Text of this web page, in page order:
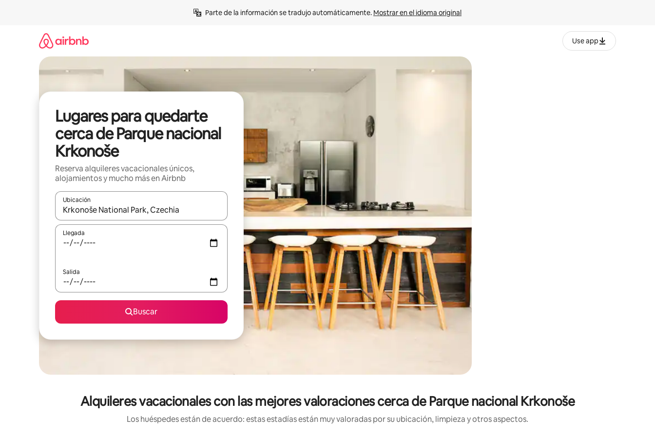
Parte de la información se tradujo automáticamente. Mostrar en el idioma original
Use app
Lugares para quedarte
cerca de Parque nacional
Krkonoše
Reserva alquileres vacacionales únicos,
alojamientos y mucho más en Airbnb
Ubicación
Cuando los resultados estén disponibles, navega con las teclas de flecha hacia arriba y hacia abajo o explora con el tacto o desliza el dedo.
Llegada
Salida
Buscar
Alquileres vacacionales con las mejores valoraciones cerca de Parque nacional Krkonoše
Los huéspedes están de acuerdo: estas estadías están muy valoradas por su ubicación, limpieza y otros aspectos.